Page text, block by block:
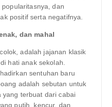
dan
positif serta negatifnya.
dan mahal
adalah jajanan klasik
hati anak sekolah.
sentuhan baru
adalah sebutan untuk
yang terbuat dari cabai
putih, kencur, dan